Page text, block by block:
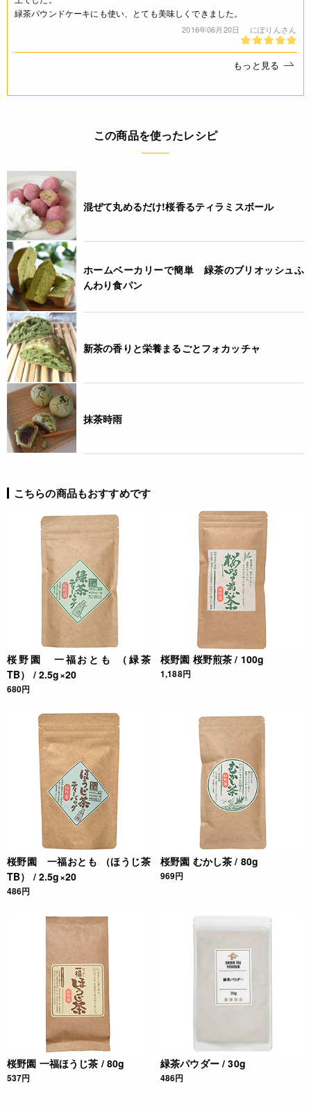
なし(特定原材料8品目)
栄養成分表示
質 0.01g 炭水化物 0.26g 食塩相当量 0g *この表示値は、目
注意事項
* お茶は鮮度が大切です。開封後は袋を密閉するか密閉容器に
移し、お早めにお飲みください。
◆商品の在庫・販売状況について◆
・諸事情により、予告なく販売終了になる場合がございます。
予めご了承ください。
・当サイトに掲載されている商品は、ご購入可能な状態にあっ
ても必ずしも在庫を保証するものではありません。予めご了承
ください。
ご利用方法
<おいしいお茶の入れ方>
湯呑みに小さじに軽く1/3杯(約0.4g)を入れ、ポットのお湯(又
は水)を注ぎます。
・量はお好みにより、調節してください。・溶けやすくするた
めの添加物などは一切使用していない為、ダマになる場合があ
JANコード
4961332000044
緑茶パウンドケーキにも使い、とても美味しくできました。
2016年06月20日 にぽりんさん
もっと見る
この商品を使ったレシピ
混ぜて丸めるだけ!桜香るティラミスボール
ホームベーカリーで簡単 緑茶のブリオッシュふ
んわり食パン
新茶の香りと栄養まるごとフォカッチャ
抹茶時雨
こちらの商品もおすすめです
桜野園 一福おとも （緑茶
TB） / 2.5g×20
680円
桜野園 桜野煎茶 / 100g
1,188円
桜野園 一福おとも （ほうじ茶
TB） / 2.5g×20
486円
桜野園 むかし茶 / 80g
969円
桜野園 一福ほうじ茶 / 80g
537円
緑茶パウダー / 30g
486円